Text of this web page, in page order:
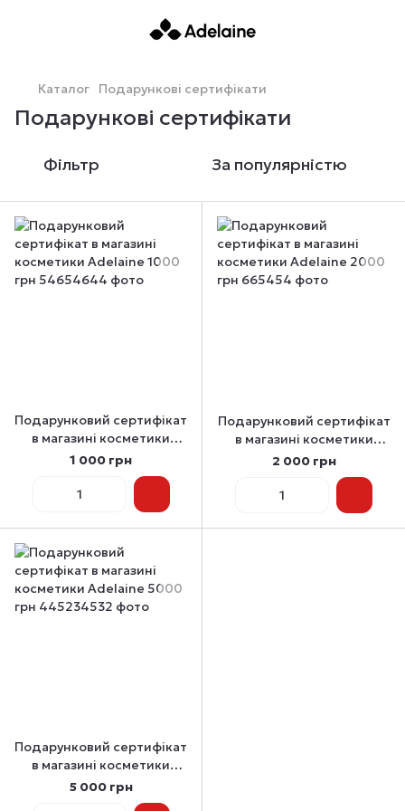
Каталог Подарункові сертифікати
Подарункові сертифікати
Фільтр За популярністю
Подарунковий сертифікат
в магазині косметики
Adelaine 1000 грн
1 000 грн
Подарунковий сертифікат
в магазині косметики
Adelaine 2000 грн
2 000 грн
Подарунковий сертифікат
в магазині косметики
Adelaine 5000 грн
5 000 грн